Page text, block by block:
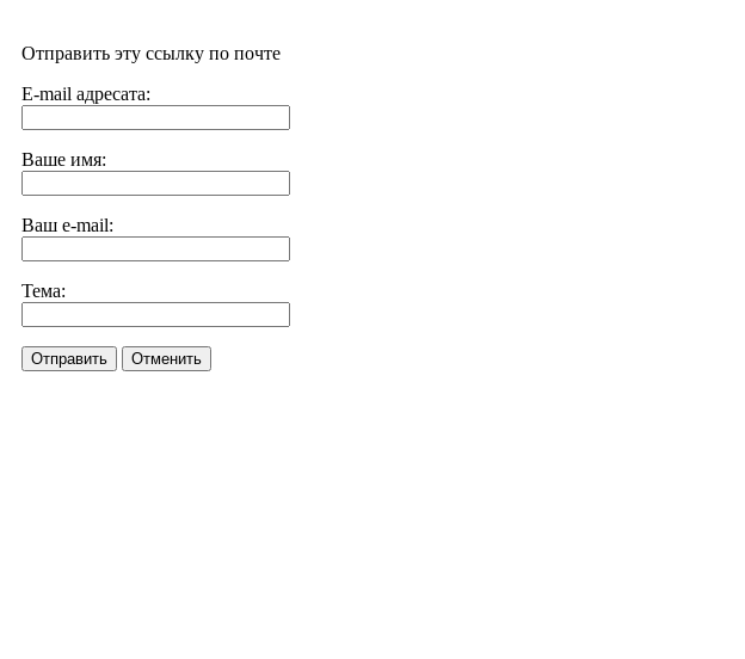
Отправить эту ссылку по почте
E-mail адресата:
Ваше имя:
Ваш e-mail:
Тема:
Отправить Отменить